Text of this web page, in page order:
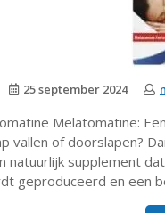
25 september 2024
Melatomatine:
vallen of doorslapen?
natuurlijk supplement
geproduceerd en een